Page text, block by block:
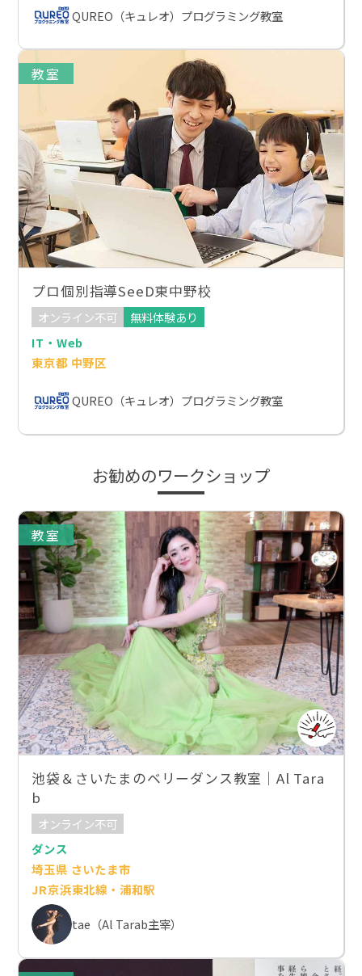
QUREO（キュレオ）プログラミング教室
教室
プロ個別指導SeeD東中野校
オンライン不可
無料体験あり
IT・Web
東京都 中野区
QUREO（キュレオ）プログラミング教室
お勧めのワークショップ
教室
池袋＆さいたまのベリーダンス教室｜Al Tara
b
オンライン不可
ダンス
埼玉県 さいたま市
JR京浜東北線・浦和駅
tae（Al Tarab主宰）